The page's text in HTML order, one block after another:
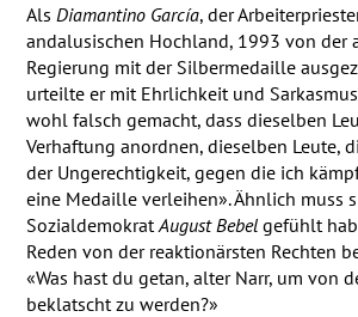
Als Diamantino García, der
andalusischen Hochland, 1993 von der
Regierung mit der Silbermedaille
urteilte er mit Ehrlichkeit und
wohl falsch gemacht, dass dieselben
Verhaftung anordnen, dieselben Leute,
der Ungerechtigkeit, gegen die ich
eine Medaille verleihen». Ähnlich muss
Sozialdemokrat August Bebelgefühlt
Reden von der reaktionärsten Rechten
«Was hast du getan, alter Narr, um von
beklatscht zu werden?»